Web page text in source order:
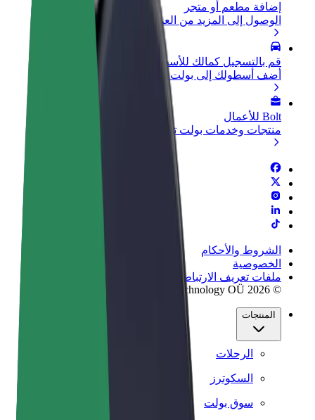
إضافة مطعم أو متجر
الوصول إلى المزيد من العملاء وزيادة الأرباح
قم بالتسجيل كمالك للأسطول
أضف أسطولك إلى بولت وقم بزيادة دخلك
Bolt للأعمال
منتجات وخدمات بولت تم تطويرها لعملك
الشروط والأحكام
الخصوصية
ملفات تعريف الارتباط
© 2026 Bolt Technology OÜ
المنتجات
الرحلات
السكوترز
سوق بولت